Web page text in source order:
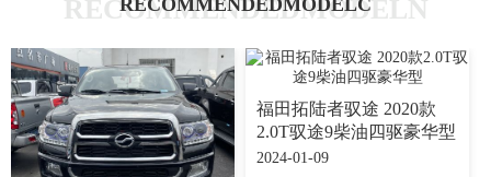
RECOMMENDEDMODELC
RECOMMENDEDMODELN
福田拓陆者驭途 2020款
2.0T驭途9柴油四驱豪华型
2024-01-09